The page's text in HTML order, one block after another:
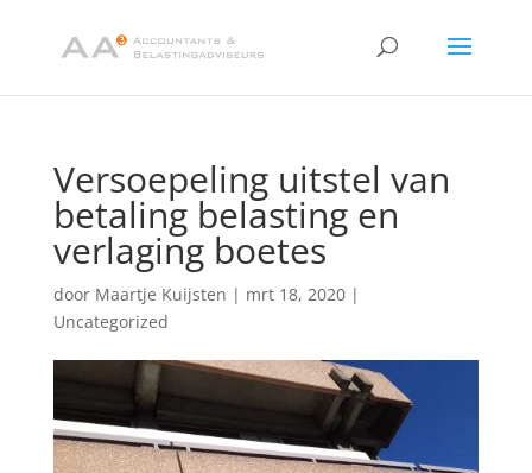
Versoepeling uitstel van
betaling belasting en
verlaging boetes
door Maartje Kuijsten | mrt 18, 2020|
Uncategorized